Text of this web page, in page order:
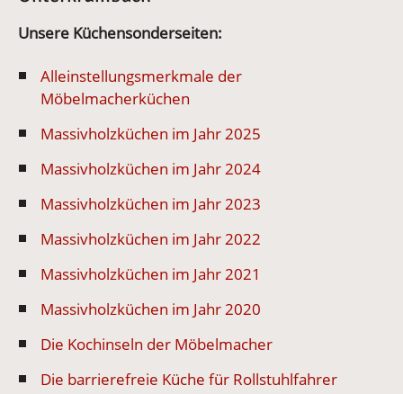
Unsere Küchensonderseiten:
Alleinstellungsmerkmale der
Möbelmacherküchen
Massivholzküchen im Jahr 2025
Massivholzküchen im Jahr 2024
Massivholzküchen im Jahr 2023
Massivholzküchen im Jahr 2022
Massivholzküchen im Jahr 2021
Massivholzküchen im Jahr 2020
Die Kochinseln der Möbelmacher
Die barrierefreie Küche für Rollstuhlfahrer